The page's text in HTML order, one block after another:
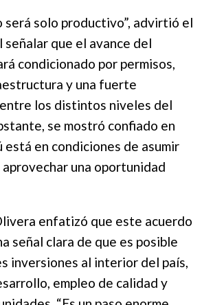
será solo productivo”, advirtió el
que el avance del
condicionado por permisos,
y una fuerte
los distintos niveles del
se mostró confiado en
está en condiciones de asumir
una oportunidad
enfatizó que este acuerdo
señal clara de que es posible
inversiones al interior del país,
empleo de calidad y